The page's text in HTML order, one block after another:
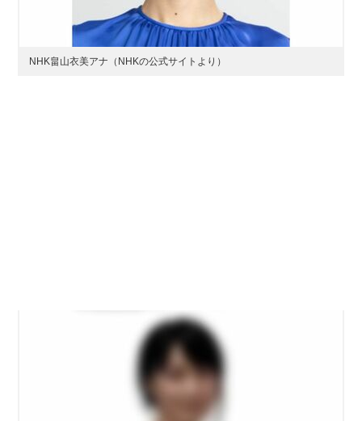
NHK畠山衣美アナ（NHKの公式サイトより）